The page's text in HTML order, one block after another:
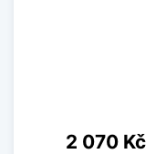
Cena
2 070 Kč